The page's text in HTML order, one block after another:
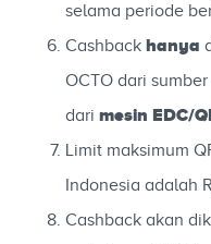
selama periode
Cashback hanya
OCTO dari
dari mesin EDC/
Limit maksimum
Indonesia adalah
Cashback akan